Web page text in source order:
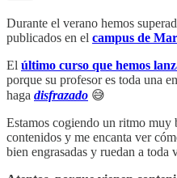
Durante el verano hemos
publicados en el campus de
El último curso que hemos
porque su profesor es toda una
haga disfrazado 😅
Estamos cogiendo un ritmo muy
contenidos y me encanta ver
bien engrasadas y ruedan a toda